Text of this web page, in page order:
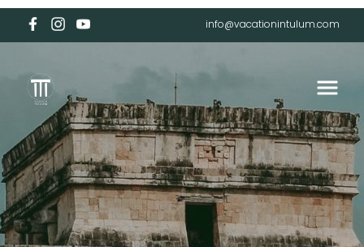
info@vacationintulum.com